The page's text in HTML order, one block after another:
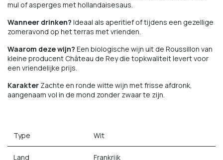
mul of asperges met hollandaisesaus.
Wanneer drinken? Ideaal als aperitief of tijdens een gezellige
zomeravond op het terras met vrienden.
Waarom deze wijn? Een biologische wijn uit de Roussillon van
kleine producent Château de Rey die topkwaliteit levert voor
een vriendelijke prijs.
Karakter Zachte en ronde witte wijn met frisse afdronk,
aangenaam vol in de mond zonder zwaar te zijn.
Type Wit
Land Frankrijk